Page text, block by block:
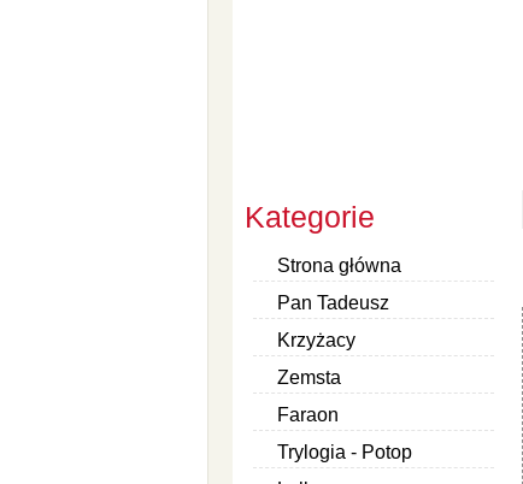
Kategorie
Strona główna
Pan Tadeusz
Krzyżacy
Zemsta
Faraon
Trylogia - Potop